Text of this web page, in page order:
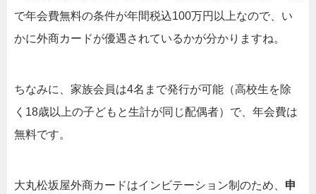
で年会費無料の条件が年間税込100万円以上なので、い
かに外商カードが優遇されているかが分かりますね。
ちなみに、家族会員は4名まで発行が可能（高校生を除
く18歳以上の子どもと生計が同じ配偶者）で、年会費は
無料です。
大丸松坂屋外商カードはインビテーション制のため、 申